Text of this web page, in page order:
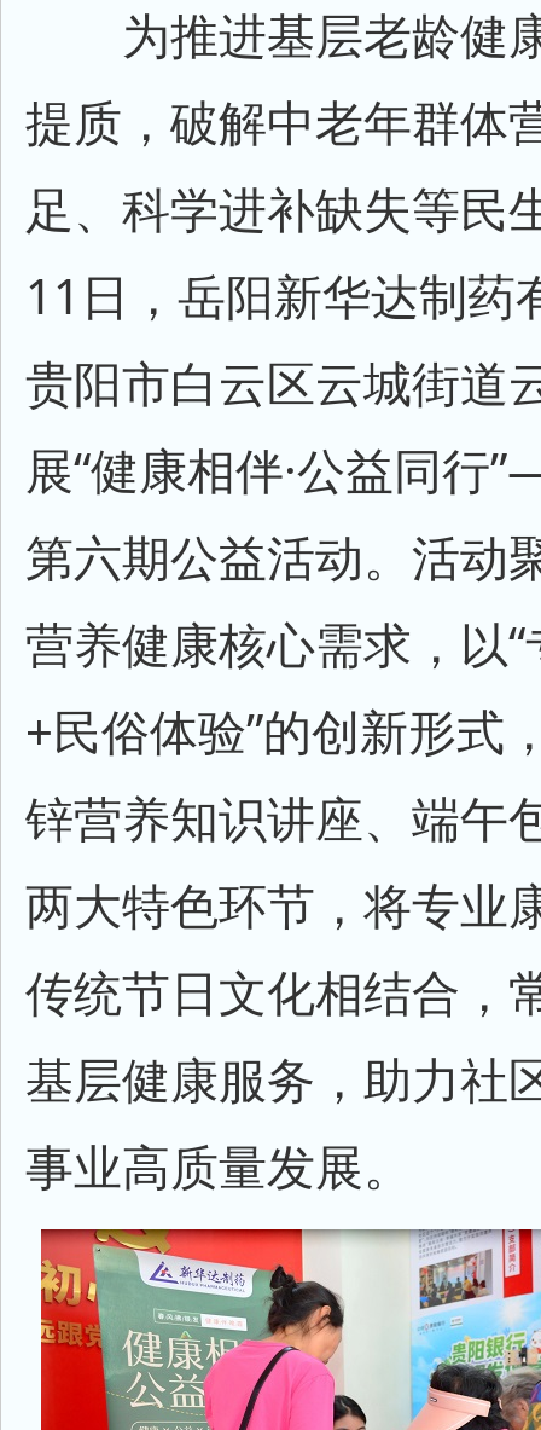
为推进基层老龄健
提质，破解中老年群体
足、科学进补缺失等民
11日，岳阳新华达制药
贵阳市白云区云城街道
展“健康相伴·公益同行
第六期公益活动。活动
营养健康核心需求，以
+民俗体验”的创新形式
锌营养知识讲座、端午
两大特色环节，将专业
传统节日文化相结合，
基层健康服务，助力社
事业高质量发展。